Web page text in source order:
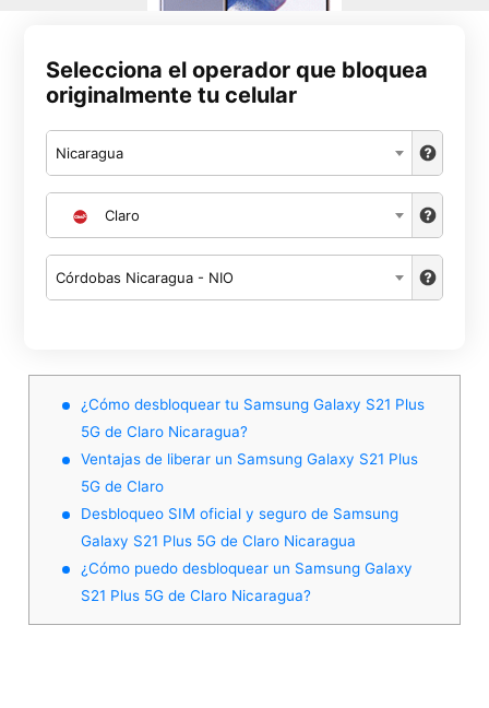
Selecciona el operador que bloquea
originalmente tu celular
Nicaragua
Claro
Córdobas Nicaragua - NIO
¿Cómo desbloquear tu Samsung Galaxy S21 Plus
5G de Claro Nicaragua?
Ventajas de liberar un Samsung Galaxy S21 Plus
5G de Claro
Desbloqueo SIM oficial y seguro de Samsung
Galaxy S21 Plus 5G de Claro Nicaragua
¿Cómo puedo desbloquear un Samsung Galaxy
S21 Plus 5G de Claro Nicaragua?